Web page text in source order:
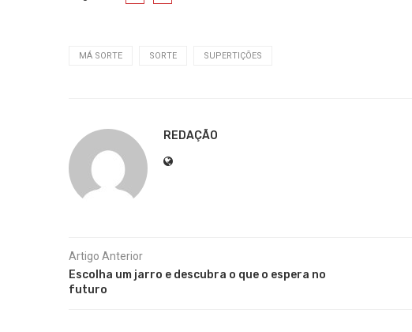
MÁ SORTE SORTE SUPERTIÇÕES
REDAÇÃO
Artigo Anterior
Escolha um jarro e descubra o que o espera no
futuro